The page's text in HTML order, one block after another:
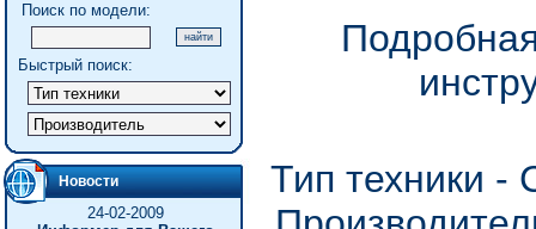
Поиск по модели:
Быстрый поиск:
Новости
24-02-2009
Тип техники